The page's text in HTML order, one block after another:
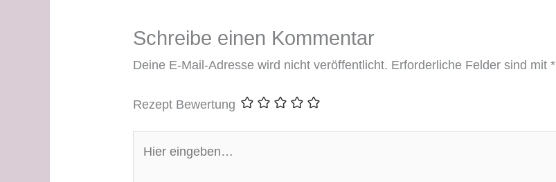
Schreibe einen Kommentar
Deine E-Mail-Adresse wird nicht veröffentlicht. Erforderliche Felder sind mit*
Rezept Bewertung
eingeben…